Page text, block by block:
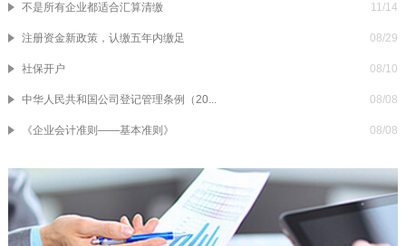
不是所有企业都适合汇算清缴 11/14
注册资金新政策，认缴五年内缴足 08/29
社保开户 08/10
中华人民共和国公司登记管理条例（20... 08/08
《企业会计准则——基本准则》 08/08